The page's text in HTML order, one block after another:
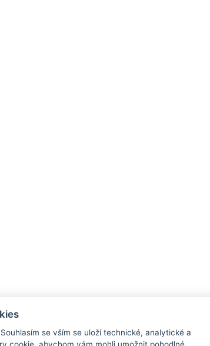
Reklama Podmínky používání Ochrana osobních údajů
se vším se uloží technické, analytické a